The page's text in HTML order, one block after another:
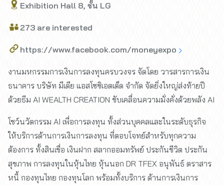
Exhibition Hall 8, ชั้น LG
273 are interested
https://www.facebook.com/moneyexpo
งานมหกรรมการเงินการลงทุนครบวงจร จัดโดย วารสารการเงิน
ธนาคาร บริษัท มีเดีย แอสโซซิเอตเต็ด จำกัด จัดยิ่งใหญ่ส่งท้ายปี
ด้วยธีม AI WEALTH CREATION ขับเคลื่อนความมั่งคั่งด้วยพลัง AI
โชว์นวัตกรรม AI เพื่อการลงทุน ทั้งส่วนบุคคลและในระดับธุรกิจ
ให้บริการด้านการเงินการลงทุน ที่ตอบโจทย์สำหรับทุกความ
ต้องการ ทั้งสินเชื่อ เงินฝาก สลากออมทรัพย์ ประกันชีวิต ประกัน
สุขภาพ การลงทุนในหุ้นไทย หุ้นนอก DR TFEX อนุพันธ์ ตราสาร
หนี้ กองทุนไทย กองทุนโลก พร้อมทั้งบริการ ด้านการเงินการ